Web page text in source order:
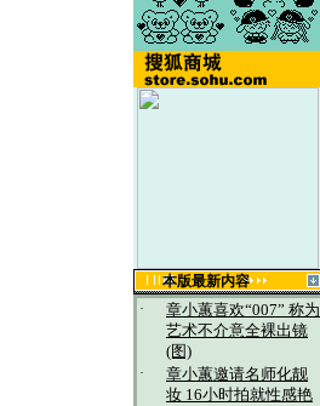
本版最新内容
·
章小蕙喜欢“007” 称为
艺术不介意全裸出镜
(图)
·
章小蕙邀请名师化靓
妆 16小时拍就性感艳